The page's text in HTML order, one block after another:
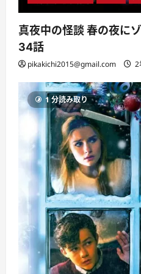
真夜中の怪談 春の夜に
34話
pikakichi2015@gmail.com 2
1 分読み取り